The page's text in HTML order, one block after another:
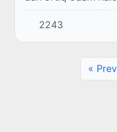
vakili Zabihulloh
2243
«